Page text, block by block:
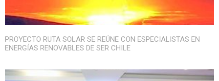
PROYECTO RUTA SOLAR SE REÚNE CON ESPECIALISTAS EN
ENERGÍAS RENOVABLES DE SER CHILE